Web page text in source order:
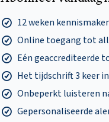
12 weken
Online toegang tot
Eén geaccrediteerde
Het tijdschrift 3 keer
Onbeperkt luisteren
Gepersonaliseerde